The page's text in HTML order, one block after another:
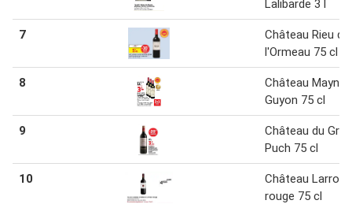
Lalibarde 3 l
7
Château Rieu de
l'Ormeau 75 cl
8
Château Mayne
Guyon 75 cl
9
Château du
Puch 75 cl
10
Château Larroze
rouge 75 cl